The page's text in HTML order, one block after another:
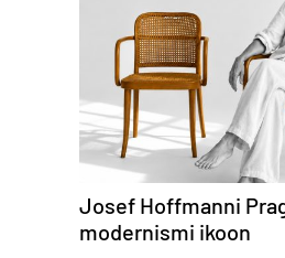
Josef Hoffmanni
modernismi ikoon